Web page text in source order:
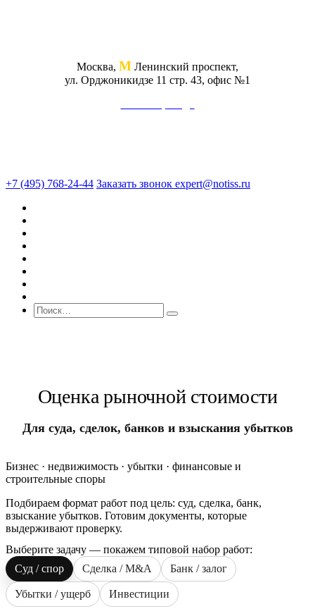
Москва, М Ленинский проспект,
ул. Орджоникидзе 11 стр. 43, офис №1
+7 (495) 768-24-44 Заказать звонок expert@notiss.ru
Поиск по сайту
Оценка рыночной стоимости
Для суда, сделок, банков и взыскания убытков
Бизнес · недвижимость · убытки · финансовые и
строительные споры
Подбираем формат работ под цель: суд, сделка, банк,
взыскание убытков. Готовим документы, которые
выдерживают проверку.
Выберите задачу — покажем типовой набор работ:
Суд / спор
Сделка / M&A Банк / залог
Убытки / ущерб Инвестиции